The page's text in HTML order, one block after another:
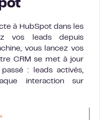
à HubSpot dans les
vos leads depuis
vous lancez vos
CRM se met à jour
: leads activés,
interaction sur